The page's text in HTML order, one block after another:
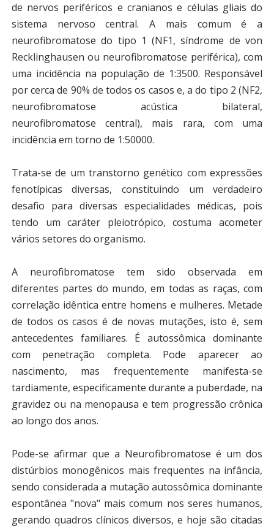
de nervos periféricos e cranianos e células gliais do
sistema nervoso central. A mais comum é a
neurofibromatose do tipo 1 (NF1, síndrome de von
Recklinghausen ou neurofibromatose periférica), com
uma incidência na população de 1:3500. Responsável
por cerca de 90% de todos os casos e, a do tipo 2 (NF2,
neurofibromatose acústica bilateral,
neurofibromatose central), mais rara, com uma
incidência em torno de 1:50000.
Trata-se de um transtorno genético com expressões
fenotípicas diversas, constituindo um verdadeiro
desafio para diversas especialidades médicas, pois
tendo um caráter pleiotrópico, costuma acometer
vários setores do organismo.
A neurofibromatose tem sido observada em
diferentes partes do mundo, em todas as raças, com
correlação idêntica entre homens e mulheres. Metade
de todos os casos é de novas mutações, isto é, sem
antecedentes familiares. É autossômica dominante
com penetração completa. Pode aparecer ao
nascimento, mas frequentemente manifesta-se
tardiamente, especificamente durante a puberdade, na
gravidez ou na menopausa e tem progressão crônica
ao longo dos anos.
Pode-se afirmar que a Neurofibromatose é um dos
distúrbios monogênicos mais frequentes na infância,
sendo considerada a mutação autossômica dominante
espontânea "nova" mais comum nos seres humanos,
gerando quadros clínicos diversos, e hoje são citadas